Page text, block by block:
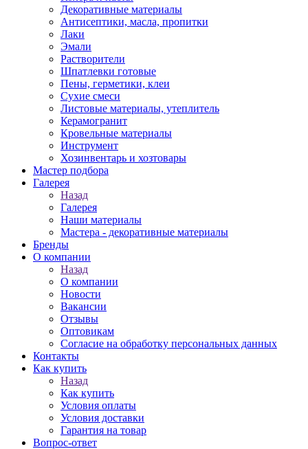
Декоративные материалы
Антисептики, масла, пропитки
Лаки
Эмали
Растворители
Шпатлевки готовые
Пены, герметики, клеи
Сухие смеси
Листовые материалы, утеплитель
Керамогранит
Кровельные материалы
Инструмент
Хозинвентарь и хозтовары
Мастер подбора
Галерея
Назад
Галерея
Наши материалы
Мастера - декоративные материалы
Бренды
О компании
Назад
О компании
Новости
Вакансии
Отзывы
Оптовикам
Cогласие на обработку персональных данных
Контакты
Как купить
Назад
Как купить
Условия оплаты
Условия доставки
Гарантия на товар
Вопрос-ответ